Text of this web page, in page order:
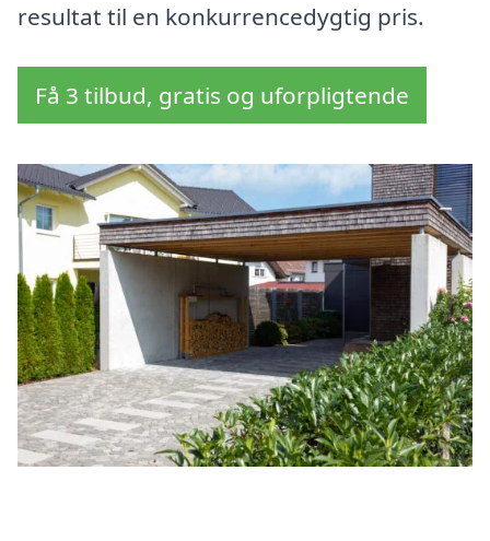
resultat til en konkurrencedygtig pris.
Få 3 tilbud, gratis og uforpligtende